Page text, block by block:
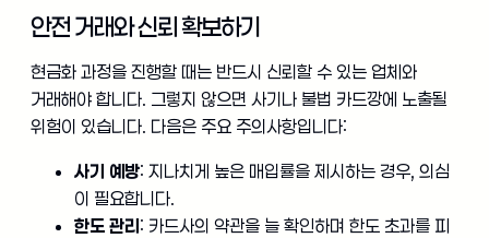
안전 거래와 신뢰 확보하기
현금화 과정을 진행할 때는 반드시 신뢰할 수 있는 업체와
거래해야 합니다. 그렇지 않으면 사기나 불법 카드깡에 노출될
위험이 있습니다. 다음은 주요 주의사항입니다:
사기 예방: 지나치게 높은 매입률을 제시하는 경우, 의심
이 필요합니다.
한도 관리: 카드사의 약관을 늘 확인하며 한도 초과를 피